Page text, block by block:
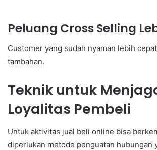
Peluang Cross Selling
Customer yang sudah nyaman lebih
tambahan.
Teknik untuk
Loyalitas Pembeli
Untuk aktivitas jual beli online bisa
diperlukan metode penguatan hubungan